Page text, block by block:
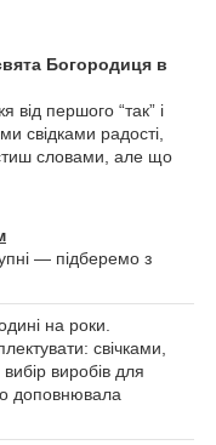
Богородиця в
першого “так” і
свідками радості,
словами, але що
— підберемо з
на роки.
свічками,
виробів для
доповнювала